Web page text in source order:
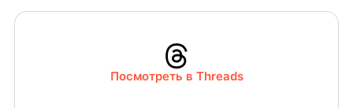
Посмотреть в Threads